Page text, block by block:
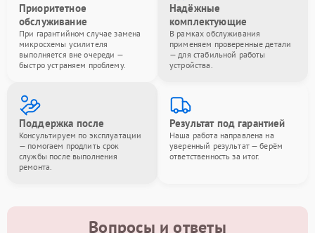
Приоритетное
обслуживание
При гарантийном случае замена
микросхемы усилителя
выполняется вне очереди —
быстро устраняем проблему.
Надёжные
комплектующие
В рамках обслуживания
применяем проверенные детали
— для стабильной работы
устройства.
Поддержка после
Консультируем по эксплуатации
— помогаем продлить срок
службы после выполнения
ремонта.
Результат под гарантией
Наша работа направлена на
уверенный результат — берём
ответственность за итог.
Вопросы и ответы